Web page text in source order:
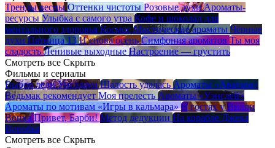
Тренды весны Оттенки чистоты Розовые духи Ароматы-
ресурсы Улыбка с самого утра Кофе и шоколад для
ментального здоровья Космос Мистические ароматы Чёрные
духи Пятница 13 И снова осень Симфония ароматов Ты моя
сладость Ленивые выходные Настроение — грустить
Смотреть все Скрыть
Фильмы и сериалы
Выбор леди Уислдаун Шалость удалась Ароматы «Аватара»
Ведьмак рекомендует Моя прелесть Ароматы «Уэнсдей»
Ароматы по мотивам «Игры в кальмара» В гостях у Вилли
Вонка Привет, Барби! Метод дедукции На корабле Джека
Воробья
Смотреть все Скрыть